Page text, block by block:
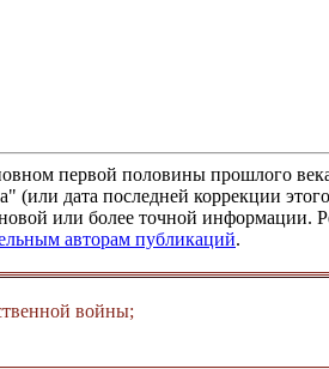
первой половины прошлого
(или дата последней коррекции
или более точной информации.
авторам публикаций.
войны;